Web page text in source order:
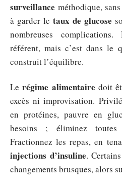
surveillance méthodique,
à garder le taux de glucose
nombreuses
référent, mais c’est dans le
construit l’équilibre.
Lerégime alimentaire doit
excès ni improvisation.
en protéines, pauvre en
besoins ; éliminez toutes
Fractionnez les repas, en
injections d’insuline.
changements brusques, alors